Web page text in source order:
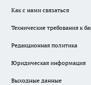
Как с нами связаться
Технические требования к
Редакционная политика
Юридическая информация
Выходные данные